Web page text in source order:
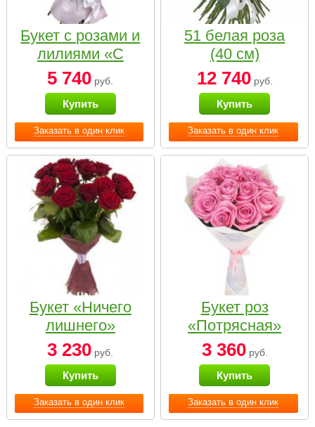
Заказать в один клик
Букет с розами и
лилиями «С
наилучшими
пожеланиями»
5 740 руб.
Купить
Заказать в один клик
51 белая роза
(40 см)
12 740руб.
Купить
Заказать в один клик
Букет «Ничего
лишнего»
3 230 руб.
Купить
Заказать в один клик
Букет роз
«Потрясная»
3 360руб.
Купить